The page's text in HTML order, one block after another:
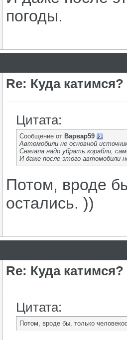
погоды.
Re: Куда катимся?
Цитата:
Сообщение от Варвар59
Автомобили не основной
Сначала надо убрать корабли,
И даже после этого автомобили
Потом, вроде
остались. ))
Re: Куда катимся?
Цитата:
Потом, вроде бы, только